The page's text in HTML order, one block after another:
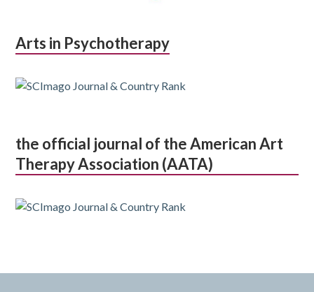
Arts in Psychotherapy
the official journal of the American Art
Therapy Association (AATA)